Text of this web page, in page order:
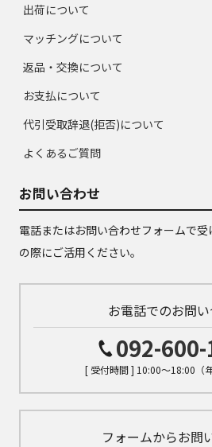
出荷について
マッチングについて
返品・交換について
お支払について
代引受取辞退(拒否)について
よくあるご質問
お問い合わせ
電話またはお問い合わせフォームで受
の際にご活用ください。
お電話でのお問
092-
[ 受付時間 ] 10:00～18:00（
フォームからお問